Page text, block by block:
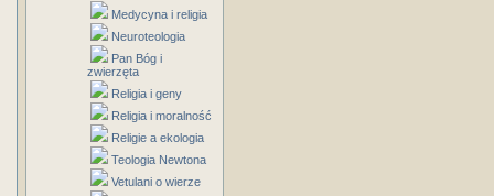
Medycyna i religia
Neuroteologia
Pan Bóg i
zwierzęta
Religia i geny
Religia i moralność
Religie a ekologia
Teologia Newtona
Vetulani o wierze